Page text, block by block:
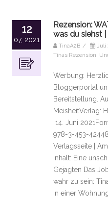
12
07, 2021
Rezension:
was du siehst
TinaA2B / Juli
Tinas Rezension,
Werbung:
Bloggerportal
Bereitstellung.
MeisheitVerlag:
14. Juni
978-3-453-
Verlagsseite |
Inhalt: Eine
Gejagten Das
wahr zu sein:
in einer